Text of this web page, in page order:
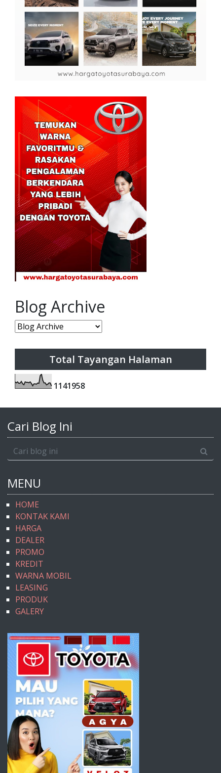
Blog Archive
Total Tayangan Halaman
1141958
Cari Blog Ini
MENU
HOME
KONTAK KAMI
HARGA
DEALER
PROMO
KREDIT
WARNA MOBIL
LEASING
PRODUK
GALERY